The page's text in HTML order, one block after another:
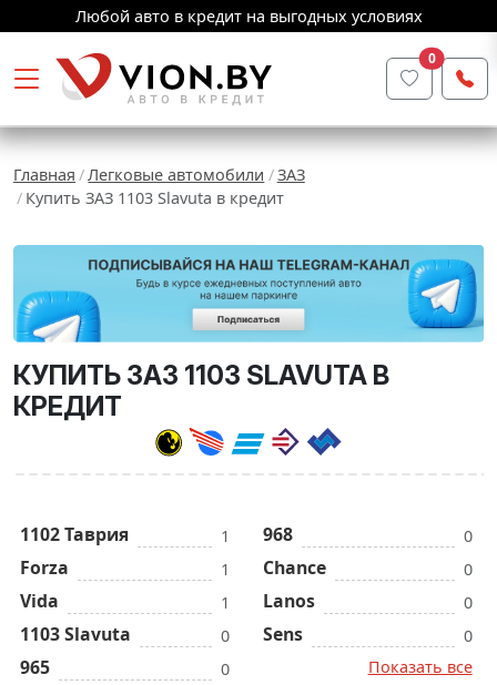
Любой авто в кредит на выгодных условиях
0
Главная Легковые автомобили
ЗАЗ
Купить ЗАЗ 1103 Slavuta в кредит
КУПИТЬ ЗАЗ 1103 SLAVUTA В
КРЕДИТ
1102 Таврия 1
Forza 1
Vida 1
1103 Slavuta 0
965 0
968 0
Chance 0
Lanos 0
Sens
0
Показать все